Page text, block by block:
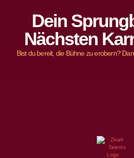
Dein
Nächsten
Bist du bereit, die Bühne zu erobern?